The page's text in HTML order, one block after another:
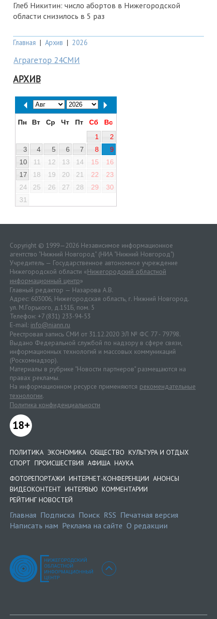
Глеб Никитин: число абортов в Нижегородской
области снизилось в 5 раз
Главная | Архив | 2026
Аграгетор 24СМИ
АРХИВ
Пн Вт Ср Чт Пт Сб
Вс
1
2
3
4 5 6 7 8
9
10
11 12 13 14 15
16
17
18 19 20 21 22
23
24
25 26 27 28 29
30
31
Copyright © 1999—2026 Независимое информационное
агентство "Нижний Новгород" (НИА "Нижний Новгород")
Учредитель — Государственное автономное учреждение
Нижегородской области «Нижегородский областной
информационный центр»
Главный редактор — Назарова А.В.
Адрес: 603006, Нижегородская область, г. Нижний Новгород.
ул. М.Горького, д.151Б, пом. 5
Телефон: +7 (831) 233-94-53
E-mail: info@niann.ru
Реестровая запись СМИ от 31.12.2020 ЭЛ № ФС 77 - 79798.
Выдано Федеральной службой по надзору в сфере связи,
информационных технологий и массовых коммуникаций
(Роскомнадзор).
Материалы в рубрике "Новости партнеров" размещаются на
правах рекламы.
На информационном ресурсе применяются рекомендательные
технологии.
Политика конфиденциальности
18+
ПОЛИТИКА ЭКОНОМИКА ОБЩЕСТВО КУЛЬТУРА И ОТДЫХ
СПОРТ ПРОИСШЕСТВИЯ АФИША НАУКА
ФОТОРЕПОРТАЖИ ИНТЕРНЕТ-КОНФЕРЕНЦИИ АНОНСЫ
ВИДЕОКОНТЕНТ ИНТЕРВЬЮ КОММЕНТАРИИ
РЕЙТИНГ НОВОСТЕЙ
Главная Подписка Поиск RSS Печатная версия
Написать нам Реклама на сайте О редакции